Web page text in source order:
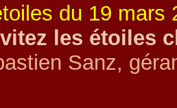
du 19 mars
les étoiles
Sanz,